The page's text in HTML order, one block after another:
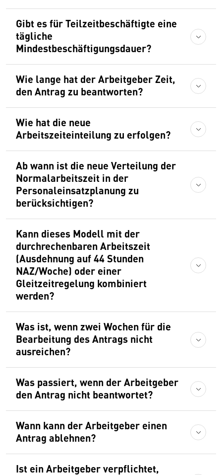
Gibt es für Teilzeitbeschäftigte eine
tägliche
Mindestbeschäftigungsdauer?
Wie lange hat der Arbeitgeber Zeit,
den Antrag zu beantworten?
Wie hat die neue
Arbeitszeiteinteilung zu erfolgen?
Ab wann ist die neue Verteilung der
Normalarbeitszeit in der
Personaleinsatzplanung zu
berücksichtigen?
Kann dieses Modell mit der
durchrechenbaren Arbeitszeit
(Ausdehnung auf 44 Stunden
NAZ/Woche) oder einer
Gleitzeitregelung kombiniert
werden?
Was ist, wenn zwei Wochen für die
Bearbeitung des Antrags nicht
ausreichen?
Was passiert, wenn der Arbeitgeber
den Antrag nicht beantwortet?
Wann kann der Arbeitgeber einen
Antrag ablehnen?
Ist ein Arbeitgeber verpflichtet,